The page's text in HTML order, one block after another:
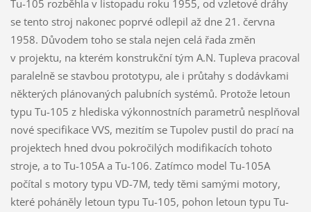
Tu-105 rozběhla v listopadu roku 1955, od vzletové dráhy
se tento stroj nakonec poprvé odlepil až dne 21. června
1958. Důvodem toho se stala nejen celá řada změn
v projektu, na kterém konstrukční tým A.N. Tupleva pracoval
paralelně se stavbou prototypu, ale i průtahy s dodávkami
některých plánovaných palubních systémů. Protože letoun
typu Tu-105 z hlediska výkonnostních parametrů nesplňoval
nové specifikace VVS, mezitím se Tupolev pustil do prací na
projektech hned dvou pokročilých modifikacích tohoto
stroje, a to Tu-105A a Tu-106. Zatímco model Tu-105A
počítal s motory typu VD-7M, tedy těmi samými motory,
které poháněly letoun typu Tu-105, pohon letoun typu Tu-